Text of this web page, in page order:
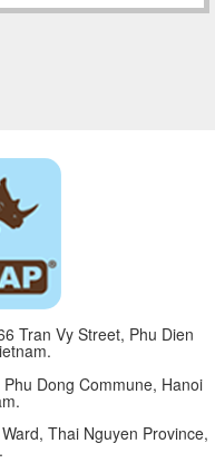
Tran Vy Street, Phu Dien
Dong Commune, Hanoi
Thai Nguyen Province,